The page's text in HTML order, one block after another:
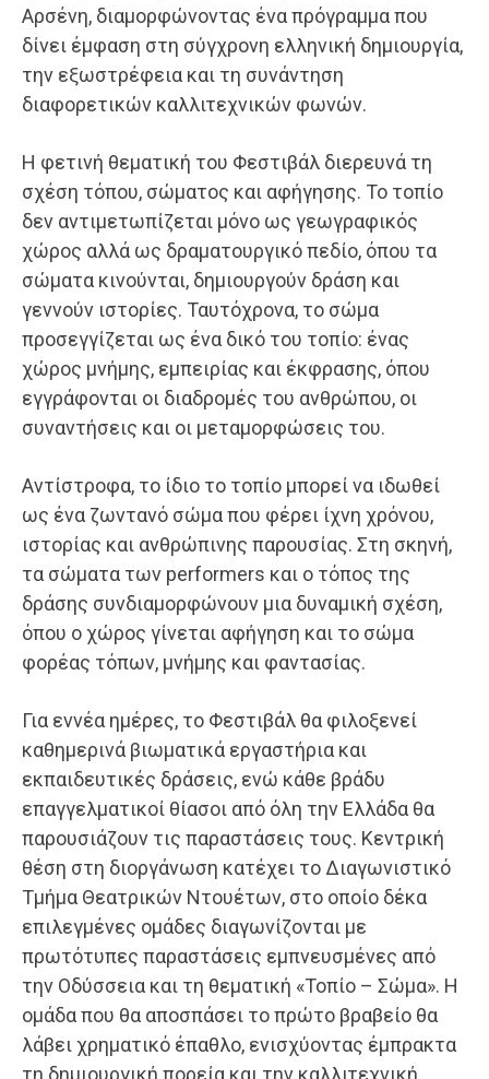
Αρσένη, διαμορφώνοντας ένα πρόγραμμα που
δίνει έμφαση στη σύγχρονη ελληνική δημιουργία,
την εξωστρέφεια και τη συνάντηση
διαφορετικών καλλιτεχνικών φωνών.
Η φετινή θεματική του Φεστιβάλ διερευνά τη
σχέση τόπου, σώματος και αφήγησης. Το τοπίο
δεν αντιμετωπίζεται μόνο ως γεωγραφικός
χώρος αλλά ως δραματουργικό πεδίο, όπου τα
σώματα κινούνται, δημιουργούν δράση και
γεννούν ιστορίες. Ταυτόχρονα, το σώμα
προσεγγίζεται ως ένα δικό του τοπίο: ένας
χώρος μνήμης, εμπειρίας και έκφρασης, όπου
εγγράφονται οι διαδρομές του ανθρώπου, οι
συναντήσεις και οι μεταμορφώσεις του.
Αντίστροφα, το ίδιο το τοπίο μπορεί να ιδωθεί
ως ένα ζωντανό σώμα που φέρει ίχνη χρόνου,
ιστορίας και ανθρώπινης παρουσίας. Στη σκηνή,
τα σώματα των performers και ο τόπος της
δράσης συνδιαμορφώνουν μια δυναμική σχέση,
όπου ο χώρος γίνεται αφήγηση και το σώμα
φορέας τόπων, μνήμης και φαντασίας.
Για εννέα ημέρες, το Φεστιβάλ θα φιλοξενεί
καθημερινά βιωματικά εργαστήρια και
εκπαιδευτικές δράσεις, ενώ κάθε βράδυ
επαγγελματικοί θίασοι από όλη την Ελλάδα θα
παρουσιάζουν τις παραστάσεις τους. Κεντρική
θέση στη διοργάνωση κατέχει το Διαγωνιστικό
Τμήμα Θεατρικών Ντουέτων, στο οποίο δέκα
επιλεγμένες ομάδες διαγωνίζονται με
πρωτότυπες παραστάσεις εμπνευσμένες από
την Οδύσσεια και τη θεματική «Τοπίο – Σώμα». Η
ομάδα που θα αποσπάσει το πρώτο βραβείο θα
λάβει χρηματικό έπαθλο, ενισχύοντας έμπρακτα
τη δημιουργική πορεία και την καλλιτεχνική